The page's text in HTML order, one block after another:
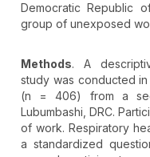
Democratic Republic
group of unexposed
Methods. A
study was conducted in
(n = 406) from a
Lubumbashi, DRC.
of work. Respiratory
a standardized